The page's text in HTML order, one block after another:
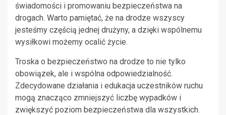
świadomości i promowaniu bezpieczeństwa na
drogach. Warto pamiętać, że na drodze wszyscy
jesteśmy częścią jednej drużyny, a dzięki wspólnemu
wysiłkowi możemy ocalić życie.
Troska o bezpieczeństwo na drodze to nie tylko
obowiązek, ale i wspólna odpowiedzialność.
Zdecydowane działania i edukacja uczestników ruchu
mogą znacząco zmniejszyć liczbę wypadków i
zwiększyć poziom bezpieczeństwa dla wszystkich.